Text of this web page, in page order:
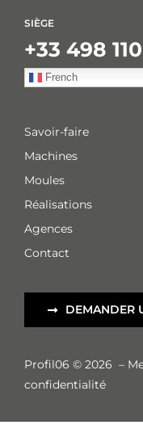
SIÈGE
+33 498
French
Savoir-faire
Machines
Moules
Réalisations
Agences
Contact
DEMANDER
Profil06 © 2026 –
confidentialité